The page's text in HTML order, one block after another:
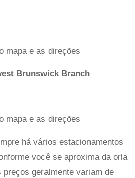
mapa e as direções
Brunswick Branch
mapa e as direções
há vários estacionamentos
você se aproxima da orla
geralmente variam de